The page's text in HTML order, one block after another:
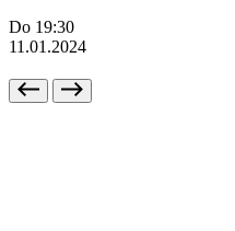
Do 19:30
11.01.2024